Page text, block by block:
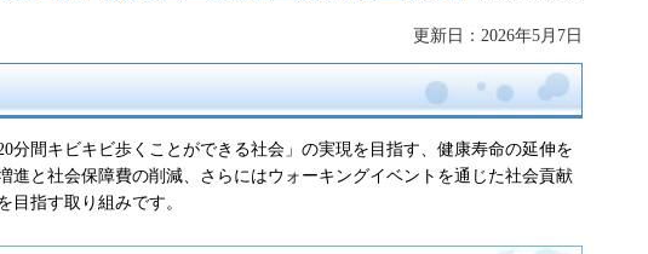
更新日：2026年5月7日
分間キビキビ歩くことができる社会」の実現を目指す、健康寿命の延伸を
進と社会保障費の削減、さらにはウォーキングイベントを通じた社会貢献
目指す取り組みです。